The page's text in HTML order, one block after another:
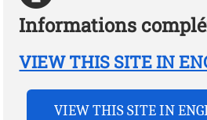
Informations
VIEW THIS SITE IN
VIEW THIS SITE IN